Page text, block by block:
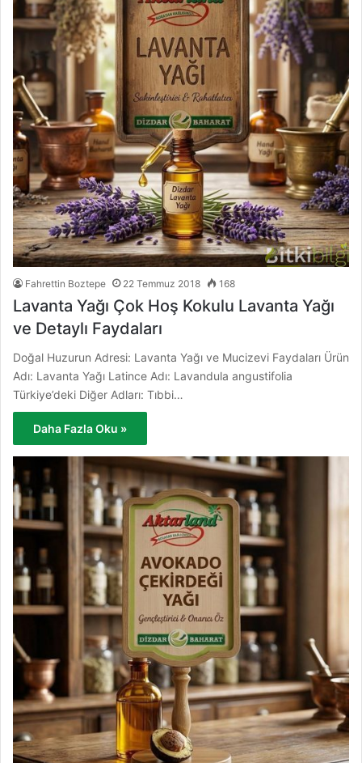
Fahrettin Boztepe 22 Temmuz 2018 168
Lavanta Yağı Çok Hoş Kokulu Lavanta Yağı
ve Detaylı Faydaları
Doğal Huzurun Adresi: Lavanta Yağı ve Mucizevi Faydaları Ürün
Adı: Lavanta Yağı Latince Adı: Lavandula angustifolia
Türkiye’deki Diğer Adları: Tıbbi…
Daha Fazla Oku »